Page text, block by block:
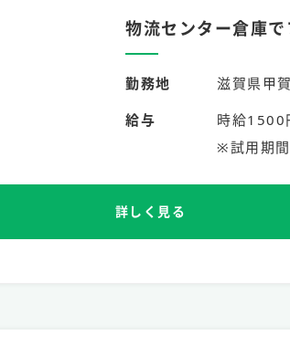
物流センター倉庫
勤務地 滋賀県甲
給与
時給
※試用期
詳しく見る